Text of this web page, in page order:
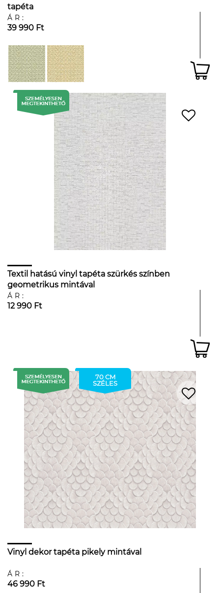
tapéta
ÁR:
39 990 Ft
Textil hatású vinyl tapéta szürkés színben
geometrikus mintával
ÁR:
12 990 Ft
70 CM
SZÉLES
Vinyl dekor tapéta pikely mintával
ÁR:
46 990 Ft